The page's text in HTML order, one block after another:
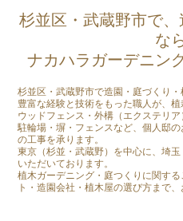
杉並区・武蔵野市で
な
ナカハラガーデニン
杉並区・武蔵野市で造園・庭づくり・
豊富な経験と技術をもった職人が、
ウッドフェンス・外構（エクステリ
駐輪場・塀・フェンスなど、個人邸
の工事を承ります。
東京（杉並・武蔵野）を中心に、埼
いただいております。
植木ガーデニング・庭つくりに関す
ト・造園会社・植木屋の選び方まで、